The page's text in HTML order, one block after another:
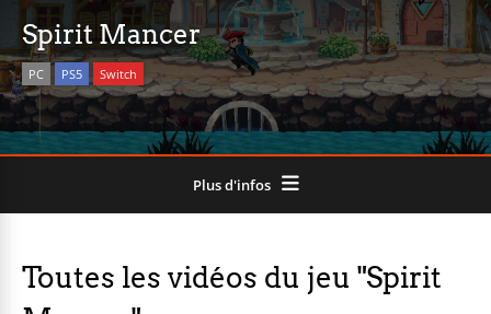
Spirit Mancer
PC PS5 Switch
Plus d'infos
Toutes les vidéos du jeu "Spirit